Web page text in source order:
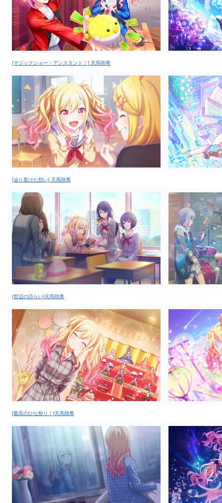
[マジックショー・アシスタント！] 天馬咲希
[辿り着けた想い] 天馬咲希
[窓辺の語らい]天馬咲希
[最高のひな祭り！]天馬咲希